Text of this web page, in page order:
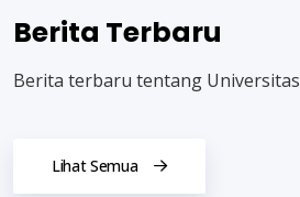
Berita Terbaru
Berita terbaru tentang
Lihat Semua